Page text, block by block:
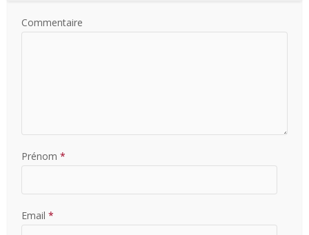
Commentaire
Prénom *
Email *